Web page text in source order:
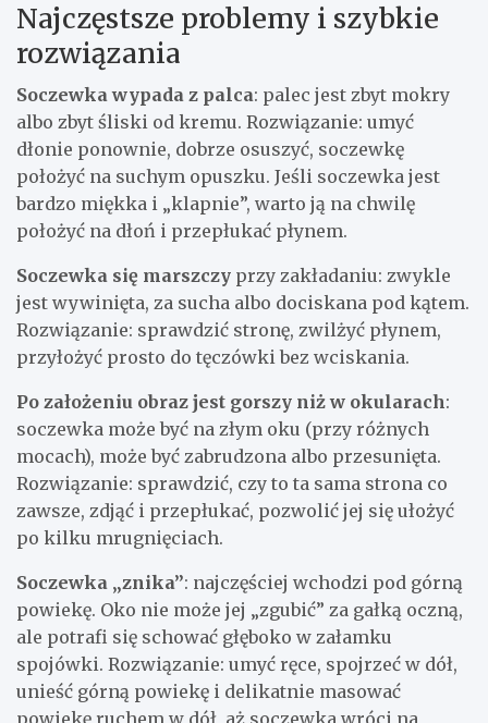
Najczęstsze problemy i szybkie
rozwiązania
Soczewka wypada z palca: palec jest zbyt mokry
albo zbyt śliski od kremu. Rozwiązanie: umyć
dłonie ponownie, dobrze osuszyć, soczewkę
położyć na suchym opuszku. Jeśli soczewka jest
bardzo miękka i „klapnie”, warto ją na chwilę
położyć na dłoń i przepłukać płynem.
Soczewka się marszczy przy zakładaniu: zwykle
jest wywinięta, za sucha albo dociskana pod kątem.
Rozwiązanie: sprawdzić stronę, zwilżyć płynem,
przyłożyć prosto do tęczówki bez wciskania.
Po założeniu obraz jest gorszy niż w okularach:
soczewka może być na złym oku (przy różnych
mocach), może być zabrudzona albo przesunięta.
Rozwiązanie: sprawdzić, czy to ta sama strona co
zawsze, zdjąć i przepłukać, pozwolić jej się ułożyć
po kilku mrugnięciach.
Soczewka „znika”: najczęściej wchodzi pod górną
powiekę. Oko nie może jej „zgubić” za gałką oczną,
ale potrafi się schować głęboko w załamku
spojówki. Rozwiązanie: umyć ręce, spojrzeć w dół,
unieść górną powiekę i delikatnie masować